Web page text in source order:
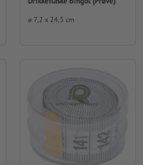
⌀ 7,2 x 24,5 cm